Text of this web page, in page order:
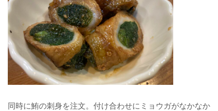
同時に鮪の刺身を注文。付け合わせにミョウガがなかなか